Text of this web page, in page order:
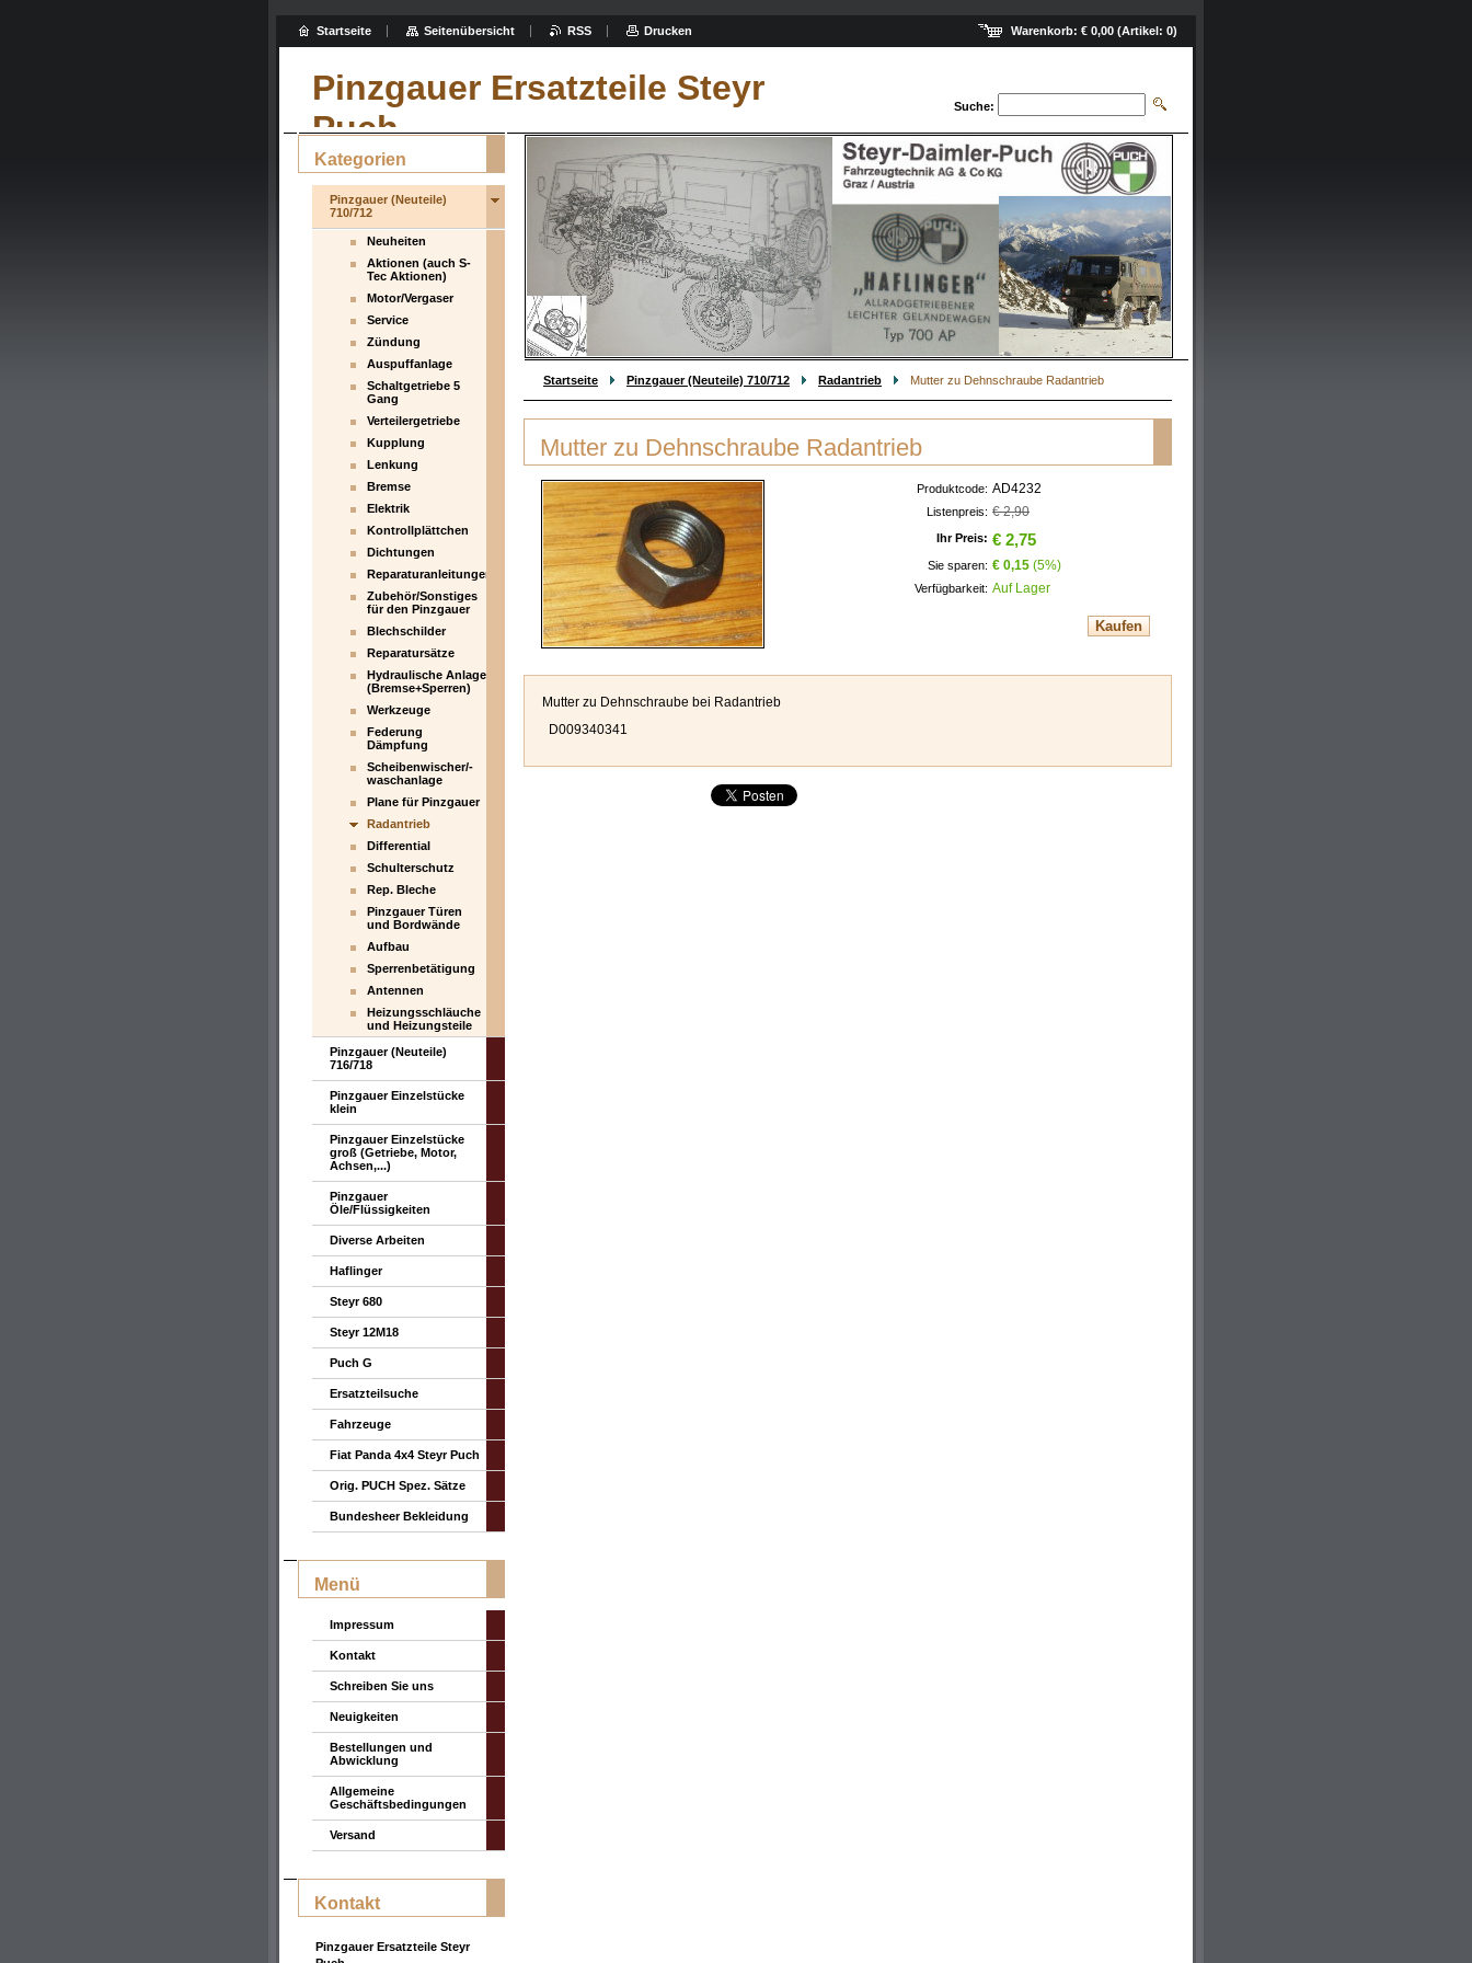
Pinzgauer Ersatzteile Steyr
Puch
Suche:
Startseite Pinzgauer (Neuteile) 710/712 Radantrieb Mutter zu Dehnschraube Radantrieb
Mutter zu Dehnschraube Radantrieb
Produktcode: AD4232
Listenpreis: € 2,90
Ihr Preis: € 2,75
Sie sparen: € 0,15 (5%)
Verfügbarkeit: Auf Lager
Mutter zu Dehnschraube bei Radantrieb
D009340341
Kategorien
Pinzgauer (Neuteile)
710/712
Neuheiten
Aktionen (auch S-
Tec Aktionen)
Motor/Vergaser
Service
Zündung
Auspuffanlage
Schaltgetriebe 5
Gang
Verteilergetriebe
Kupplung
Lenkung
Bremse
Elektrik
Kontrollplättchen
Dichtungen
Reparaturanleitungen
Zubehör/Sonstiges
für den Pinzgauer
Blechschilder
Reparatursätze
Hydraulische Anlage
(Bremse+Sperren)
Werkzeuge
Federung
Dämpfung
Scheibenwischer/-
waschanlage
Plane für Pinzgauer
Radantrieb
Differential
Schulterschutz
Rep. Bleche
Pinzgauer Türen
und Bordwände
Aufbau
Sperrenbetätigung
Antennen
Heizungsschläuche
und Heizungsteile
Pinzgauer (Neuteile)
716/718
Pinzgauer Einzelstücke
klein
Pinzgauer Einzelstücke
groß (Getriebe, Motor,
Achsen,...)
Pinzgauer
Öle/Flüssigkeiten
Diverse Arbeiten
Haflinger
Steyr 680
Steyr 12M18
Puch G
Ersatzteilsuche
Fahrzeuge
Fiat Panda 4x4 Steyr Puch
Orig. PUCH Spez. Sätze
Bundesheer Bekleidung
Menü
Impressum
Kontakt
Schreiben Sie uns
Neuigkeiten
Bestellungen und
Abwicklung
Allgemeine
Geschäftsbedingungen
Versand
Kontakt
Pinzgauer Ersatzteile Steyr
Warenkorb: € 0,00 (Artikel: 0)
Startseite Seitenübersicht RSS Drucken